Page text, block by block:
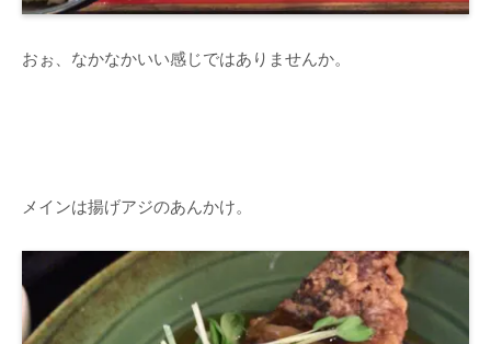
おぉ、なかなかいい感じではありませんか。
メインは揚げアジのあんかけ。